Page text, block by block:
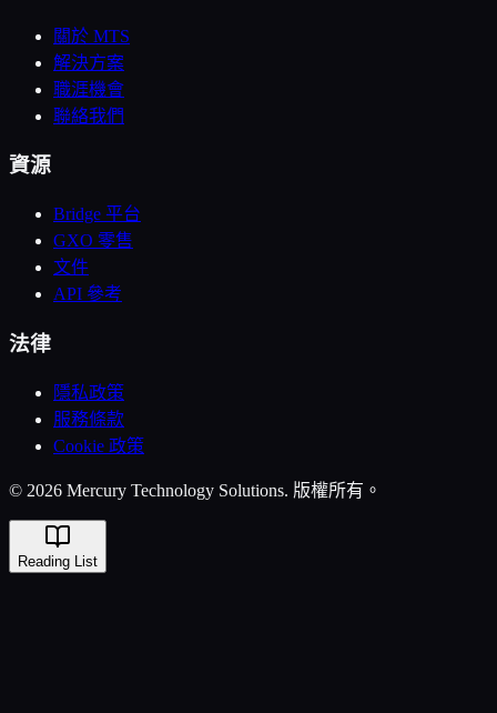
關於 MTS
解決方案
職涯機會
聯絡我們
資源
Bridge 平台
GXO 零售
文件
API 參考
法律
隱私政策
服務條款
Cookie 政策
© 2026 Mercury Technology Solutions. 版權所有。
Reading List